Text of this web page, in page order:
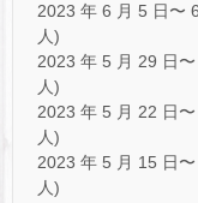
2023 年 6 月 5 日〜
人)
2023 年 5 月 29 日
人)
2023 年 5 月 22 日
人)
2023 年 5 月 15 日
人)